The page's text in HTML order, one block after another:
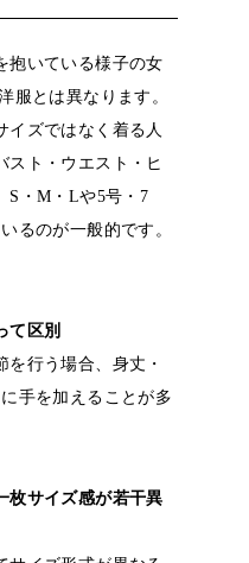
抱いている様子の女
服とは異なります。
イズではなく着る人
スト・ウエスト・ヒ
S・M・Lや5号・7
るのが一般的です。
て区別
を行う場合、身丈・
手を加えることが多
枚サイズ感が若干異